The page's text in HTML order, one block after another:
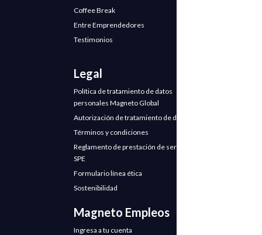
Coffee Break
Entre Emprendedores
Testimonios
Legal
Política de tratamiento de datos
personales Magneto Global
Autorización de tratamiento de datos
Términos y condiciones
Reglamento de prestación de servicios
SPE
Formulario línea ética
Sostenibilidad
Magneto Empleos
Ingresa a tu cuenta